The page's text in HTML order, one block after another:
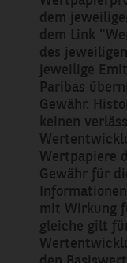
dem
dem Link
des
jeweilige
Paribas
Gewähr.
keinen
Wertpapiere
Gewähr für
mit Wirkung
gleiche gilt